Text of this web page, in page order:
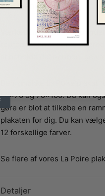
Om denne plakat
“Lilac Coat”er
reproduktion af dette.
at beholde det oprindelige
Den smukke La Poire plakat
50×70 og 70×100. Du kan
gøre er blot at tilkøbe en
plakaten for dig. Du kan
12 forskellige farver.
Se flere af vores La Poire
Detaljer